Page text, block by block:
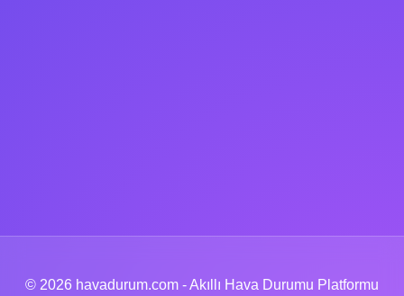
© 2026 havadurum.com - Akıllı Hava Durumu Platformu